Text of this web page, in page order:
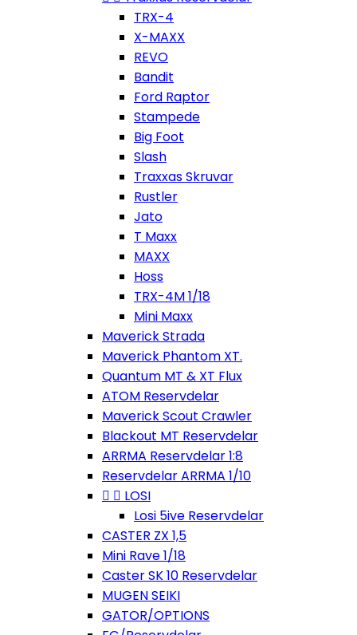
TRX-4
X-MAXX
REVO
Bandit
Ford Raptor
Stampede
Big Foot
Slash
Traxxas Skruvar
Rustler
Jato
T Maxx
MAXX
Hoss
TRX-4M 1/18
Mini Maxx
Maverick Strada
Maverick Phantom XT.
Quantum MT & XT Flux
ATOM Reservdelar
Maverick Scout Crawler
Blackout MT Reservdelar
ARRMA Reservdelar 1:8
Reservdelar ARRMA 1/10
  LOSI
Losi 5ive Reservdelar
CASTER ZX 1,5
Mini Rave 1/18
Caster SK 10 Reservdelar
MUGEN SEIKI
GATOR/OPTIONS